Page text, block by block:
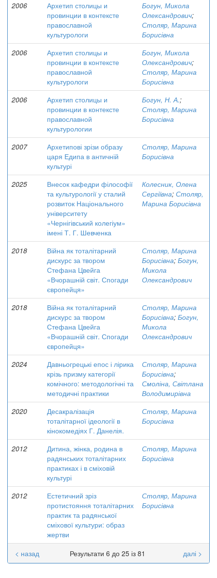
2006
Архетип столицы и
провинции в контексте
православной
культурологи
Богун, Микола
Олександрович;
Столяр, Марина
Борисівна
2006
Архетип столицы и
провинции в контексте
православной
культурологи
Богун, Микола
Олександрович;
Столяр, Марина
Борисівна
2006
Архетип столицы и
провинции в контексте
православной
культурологии
Богун, Н. А.;
Столяр, Марина
Борисівна
2007
Архетипові зрізи образу
царя Едипа в античній
культурі
Столяр, Марина
Борисівна
2025
Внесок кафедри філософії
та культурології у сталий
розвиток Національного
університету
«Чернігівський колегіум»
імені Т. Г. Шевченка
Колесник, Олена
Сергіївна; Столяр,
Марина Борисівна
2018
Війна як тоталітарний
дискурс за твором
Стефана Цвейга
«Вчорашній світ. Спогади
європейця»
Столяр, Марина
Борисівна; Богун,
Микола
Олександрович
2018
Війна як тоталітарний
дискурс за твором
Стефана Цвейга
«Вчорашній світ. Спогади
європейця»
Столяр, Марина
Борисівна; Богун,
Микола
Олександрович
2024
Давньогрецькі епос і лірика
крізь призму категорії
комічного: методологічні та
методичні практики
Столяр, Марина
Борисівна;
Смоліна, Світлана
Володимирівна
2020
Десакралізація
тоталітарної ідеології в
кінокомедіях Г. Данелія.
Столяр, Марина
Борисівна
2012
Дитина, жінка, родина в
радянських тоталітарних
практиках і в сміховій
культурі
Столяр, Марина
Борисівна
2012
Естетичний зріз
протистояння тоталітарних
практик та радянської
сміхової культури: образ
жертви
Столяр, Марина
Борисівна
Результати 6 до 25 із 81
< назад далі >